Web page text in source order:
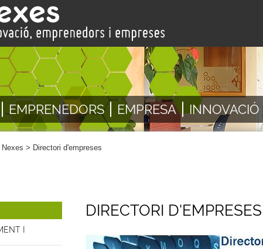
EMPRENEDORS EMPRESA INNOVACIÓ
Nexes > Directori d'empreses
I
DIRECTORI D'EMPRESES